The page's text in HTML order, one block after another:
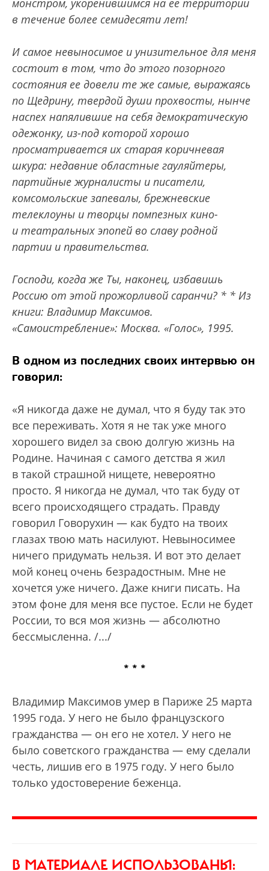
в течение более семидесяти лет!
И самое невыносимое и унизительное для меня
состоит в том, что до этого позорного
состояния ее довели те же самые, выражаясь
по Щедрину, твердой души прохвосты, нынче
наспех напялившие на себя демократическую
одежонку, из-под которой хорошо
просматривается их старая коричневая
шкура: недавние областные гауляйтеры,
партийные журналисты и писатели,
комсомольские запевалы, брежневские
телеклоуны и творцы помпезных кино-
и театральных эпопей во славу родной
партии и правительства.
Господи, когда же Ты, наконец, избавишь
Россию от этой прожорливой саранчи? * * Из
книги: Владимир Максимов.
«Самоистребление»: Москва. «Голос», 1995.
В одном из последних своих интервью он
говорил:
«Я никогда даже не думал, что я буду так это
все переживать. Хотя я не так уже много
хорошего видел за свою долгую жизнь на
Родине. Начиная с самого детства я жил
в такой страшной нищете, невероятно
просто. Я никогда не думал, что так буду от
всего происходящего страдать. Правду
говорил Говорухин — как будто на твоих
глазах твою мать насилуют. Невыносимее
ничего придумать нельзя. И вот это делает
мой конец очень безрадостным. Мне не
хочется уже ничего. Даже книги писать. На
этом фоне для меня все пустое. Если не будет
России, то вся моя жизнь — абсолютно
бессмысленна. /.../
* * *
Владимир Максимов умер в Париже 25 марта
1995 года. У него не было французского
гражданства — он его не хотел. У него не
было советского гражданства — ему сделали
честь, лишив его в 1975 году. У него было
только удостоверение беженца.
В МАТЕРИАЛЕ ИСПОЛЬЗОВАНЫ: